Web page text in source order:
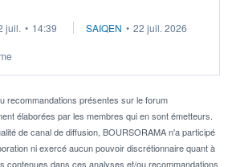
des actions individuelles.
qu'il soit éligible au PEA.
juil. • 14:39 SAIQEN • 22 juil. 2026
recommandations présentes sur le forum
élaborées par les membres qui en sont émetteurs.
de canal de diffusion, BOURSORAMA n'a participé
ni exercé aucun pouvoir discrétionnaire quant à
contenues dans ces analyses et/ou recommandations